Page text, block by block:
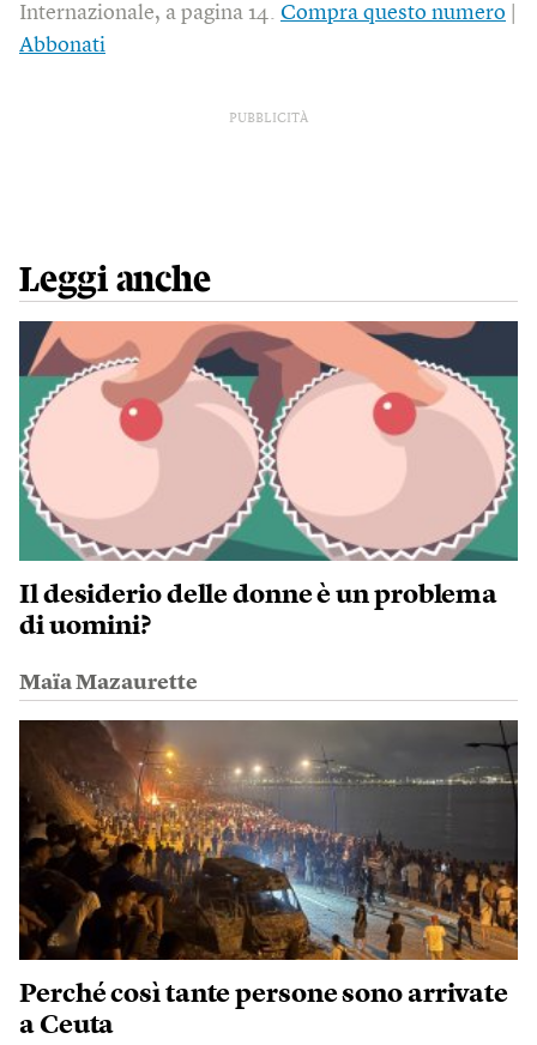
Internazionale, a pagina 14. Compra questo numero
Abbonati
PUBBLICITÀ
Leggi anche
Il desiderio delle donne è un problema
di uomini?
Maïa Mazaurette
Perché così tante persone sono arrivate
a Ceuta